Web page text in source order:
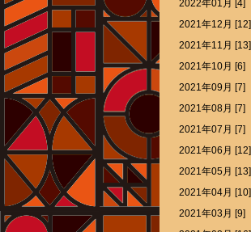
2022年01月 [4]
2021年12月 [12]
2021年11月 [13]
2021年10月 [6]
2021年09月 [7]
2021年08月 [7]
2021年07月 [7]
2021年06月 [12]
2021年05月 [13]
2021年04月 [10]
2021年03月 [9]